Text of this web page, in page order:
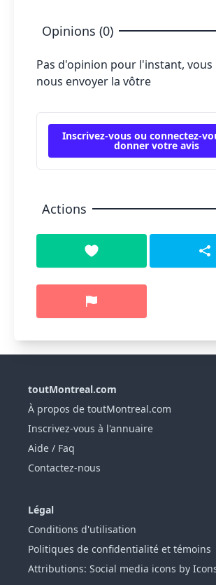
Opinions (0)
Pas d'opinion pour l'instant, vous
nous envoyer la vôtre
Inscrivez-vous ou connectez-
donner votre avis
Actions
toutMontreal.com
À propos de toutMontreal.com
Inscrivez-vous à l'annuaire
Aide / Faq
Contactez-nous
Légal
Conditions d'utilisation
Politiques de confidentialité et témoins
Attributions: Social media icons by